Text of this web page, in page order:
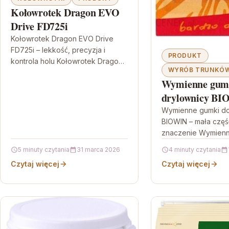
Kołowrotek Dragon EVO
Drive FD725i
Kołowrotek Dragon EVO Drive
FD725i – lekkość, precyzja i
kontrola holu Kołowrotek Dragon
5 minuty czytania 31 marca 2026
Czytaj więcej
PRODUKT
WYRÓB
Wymienne
drylownicy
Wymienne gumki
BIOWIN – mała
znaczenie
element zapasowy,
utrzymać
4 minuty czytania
Czytaj więcej